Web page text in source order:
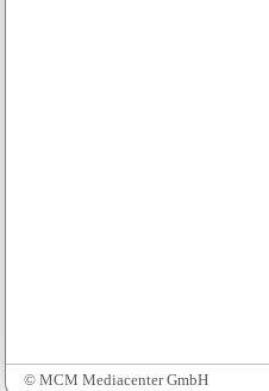
© MCM Mediacenter GmbH